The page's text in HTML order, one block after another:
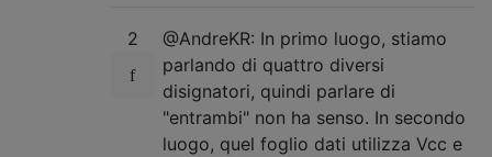
2
@AndreKR: In primo luogo, stiamo
parlando di quattro diversi
disignatori, quindi parlare di
"entrambi" non ha senso. In secondo
luogo, quel foglio dati utilizza Vcc e